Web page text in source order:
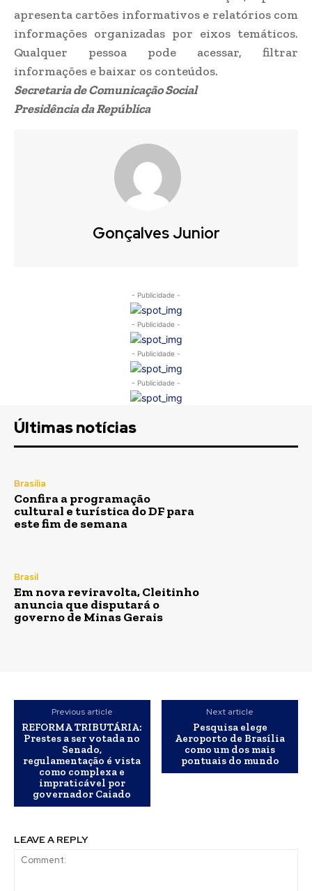
apresenta cartões informativos e relatórios com
informações organizadas por eixos temáticos.
Qualquer pessoa pode acessar, filtrar
informações e baixar os conteúdos.
Secretaria de Comunicação Social
Presidência da República
Gonçalves Junior
- Publicidade -
- Publicidade -
- Publicidade -
- Publicidade -
Últimas notícias
Brasília
Confira a programação
cultural e turística do DF para
este fim de semana
Brasil
Em nova reviravolta, Cleitinho
anuncia que disputará o
governo de Minas Gerais
Previous article
REFORMA TRIBUTÁRIA:
Prestes a ser votada no
Senado,
regulamentação é vista
como complexa e
impraticável por
governador Caiado
Next article
Pesquisa elege
Aeroporto de Brasília
como um dos mais
pontuais do mundo
LEAVE A REPLY